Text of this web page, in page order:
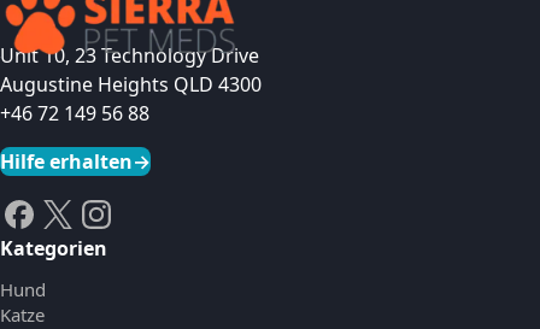
Unit 10, 23 Technology Drive
Augustine Heights QLD 4300
+46 72 149 56 88
Hilfe erhalten→
Kategorien
Hund
Katze